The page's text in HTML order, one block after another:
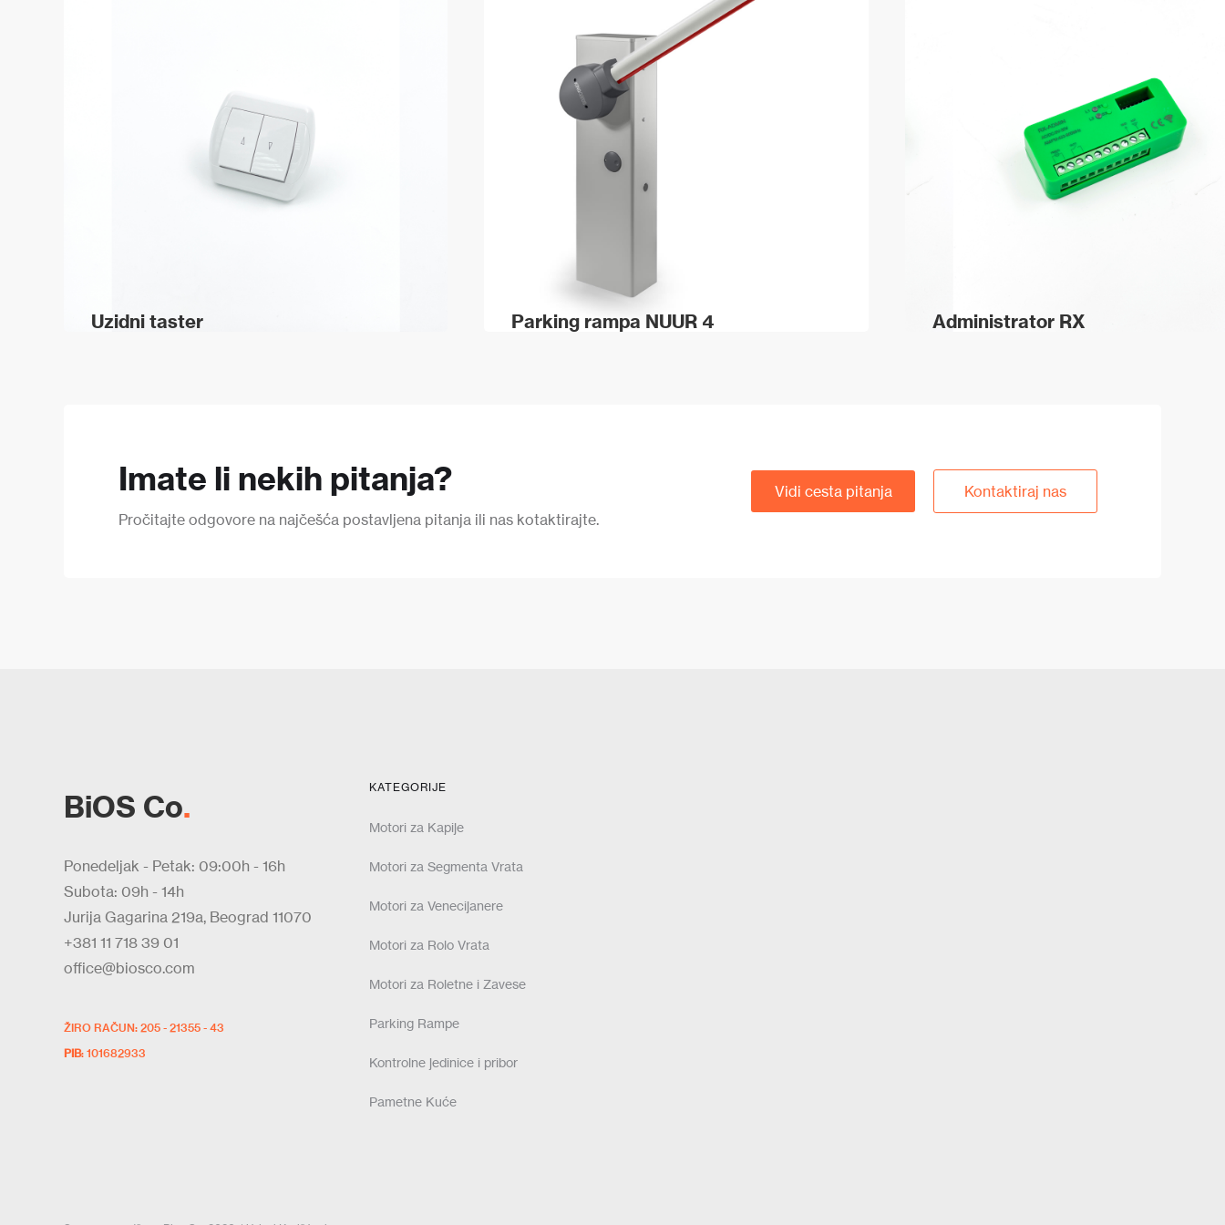
Uzidni taster Parking rampa NUUR 4 Administrator RX
Imate li nekih pitanja?
Pročitajte odgovore na najčešća postavljena pitanja ili nas kotaktirajte.
Vidi cesta pitanja Kontaktiraj nas
BiOS Co.
Ponedeljak - Petak: 09:00h - 16h
Subota: 09h - 14h
Jurija Gagarina 219a, Beograd 11070
+381 11 718 39 01
office@biosco.com
ŽIRO RAČUN: 205 - 21355 - 43
PIB: 101682933
KATEGORIJE
Motori za Kapije
Motori za Segmenta Vrata
Motori za Venecijanere
Motori za Rolo Vrata
Motori za Roletne i Zavese
Parking Rampe
Kontrolne jedinice i pribor
Pametne Kuće